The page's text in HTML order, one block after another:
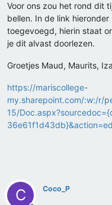
Voor ons zou het rond dit
bellen. In de link
toegevoegd, hierin staat
je dit alvast doorlezen.
Groetjes Maud, Maurits,
https://mariscollege-
my.sharepoint.com/:w:/r/
15/
C Coco_P